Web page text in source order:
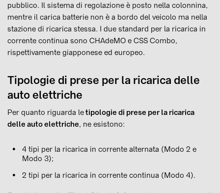
pubblico. Il sistema di regolazione è posto nella colonnina,
mentre il carica batterie non è a bordo del veicolo ma nella
stazione di ricarica stessa. I due standard per la ricarica in
corrente continua sono CHAdeMO e CSS Combo,
rispettivamente giapponese ed europeo.
Tipologie di prese per la ricarica delle
auto elettriche
Per quanto riguarda letipologie di prese per la ricarica
delle auto elettriche, ne esistono:
4 tipi per la ricarica in corrente alternata (Modo 2 e
Modo 3);
2 tipi per la ricarica in corrente continua (Modo 4).